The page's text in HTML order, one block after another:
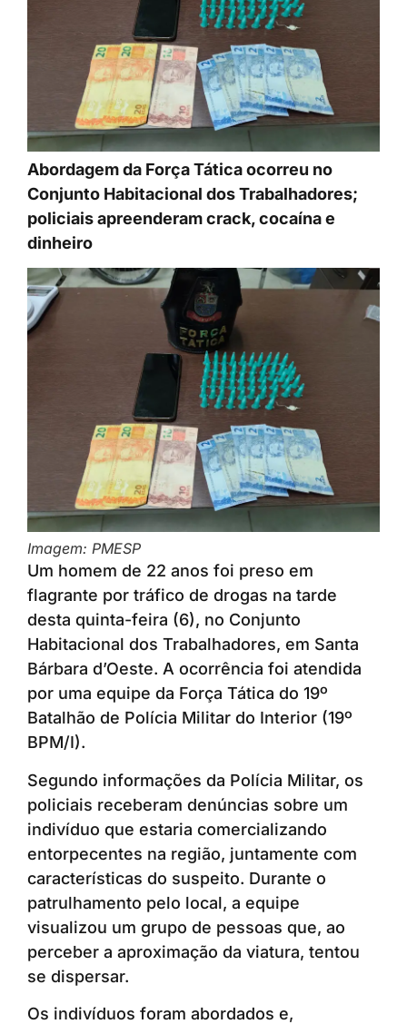
Abordagem da Força Tática ocorreu no
Conjunto Habitacional dos Trabalhadores;
policiais apreenderam crack, cocaína e
dinheiro
Imagem: PMESP
Um homem de 22 anos foi preso em
flagrante por tráfico de drogas na tarde
desta quinta-feira (6), no Conjunto
Habitacional dos Trabalhadores, em Santa
Bárbara d’Oeste. A ocorrência foi atendida
por uma equipe da Força Tática do 19º
Batalhão de Polícia Militar do Interior (19º
BPM/I).
Segundo informações da Polícia Militar, os
policiais receberam denúncias sobre um
indivíduo que estaria comercializando
entorpecentes na região, juntamente com
características do suspeito. Durante o
patrulhamento pelo local, a equipe
visualizou um grupo de pessoas que, ao
perceber a aproximação da viatura, tentou
se dispersar.
Os indivíduos foram abordados e,